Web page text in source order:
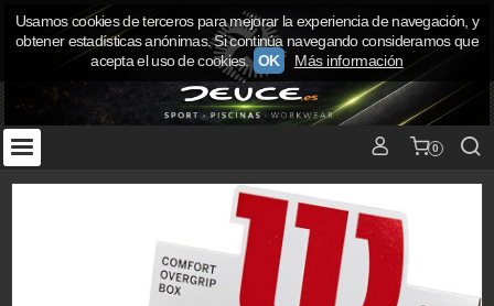
0
Usamos cookies de terceros para mejorar la experiencia de navegación, y
obtener estadísticas anónimas. Si continúa navegando consideramos que
acepta el uso de cookies. OK Más información